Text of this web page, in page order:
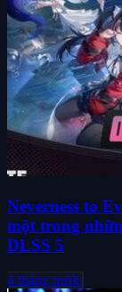
Neverness to
một trong
DLSS 5
4 tháng trước